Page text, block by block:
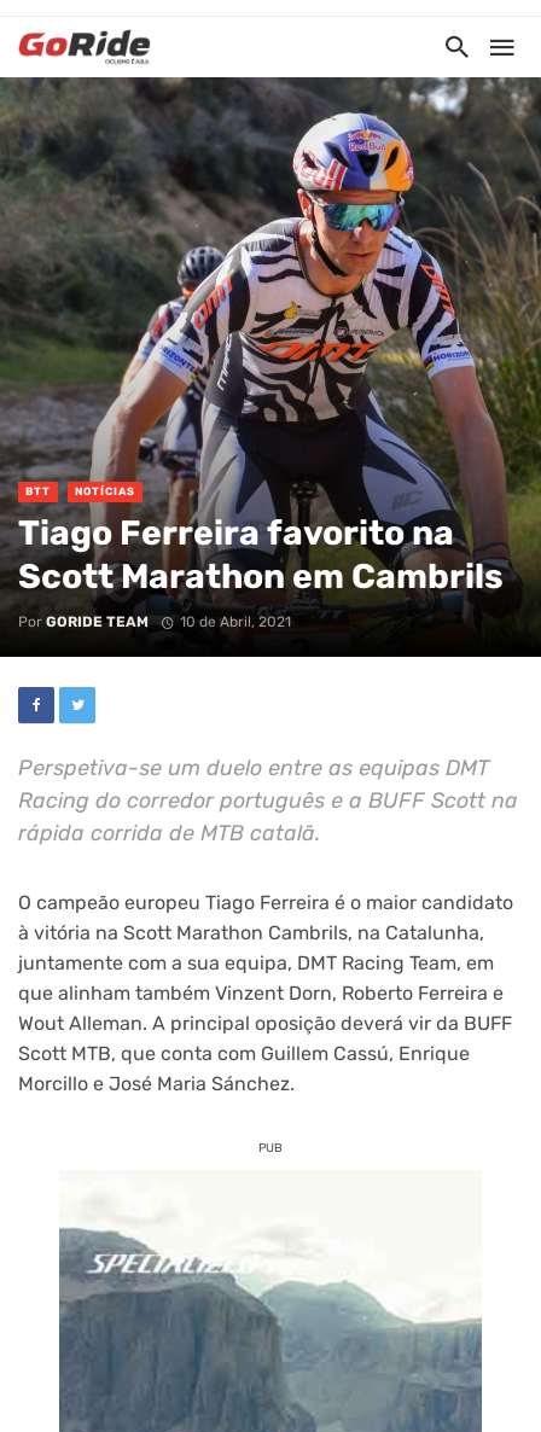
BTT NOTÍCIAS
Tiago Ferreira favorito na
Scott Marathon em Cambrils
Por GORIDE TEAM 10 de Abril, 2021
Perspetiva-se um duelo entre as equipas DMT
Racing do corredor português e a BUFF Scott na
rápida corrida de MTB catalã.
O campeão europeu Tiago Ferreira é o maior candidato
à vitória na Scott Marathon Cambrils, na Catalunha,
juntamente com a sua equipa, DMT Racing Team, em
que alinham também Vinzent Dorn, Roberto Ferreira e
Wout Alleman. A principal oposição deverá vir da BUFF
Scott MTB, que conta com Guillem Cassú, Enrique
Morcillo e José Maria Sánchez.
PUB